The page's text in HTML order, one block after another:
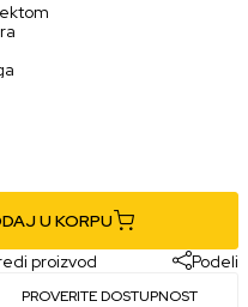
U KORPU
proizvod Podeli
PROVERITE DOSTUPNOST